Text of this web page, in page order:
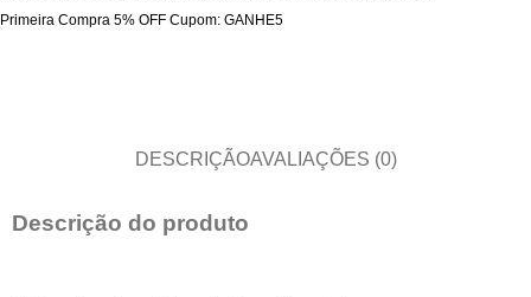
Primeira Compra 5% OFF Cupom: GANHE5
DESCRIÇÃOAVALIAÇÕES (0)
Descrição do produto